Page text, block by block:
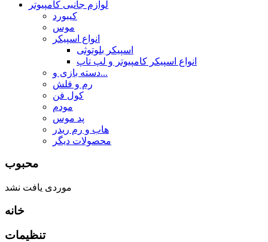
لوازم جانبی کامپیوتر
کیبورد
موس
انواع اسپیکر
اسپیکر بلوتوثی
انواع اسپیکر کامپیوتر و لپ تاپ
دسته بازی و...
رم و فلش
کول فن
مودم
پد موس
هاب و رم ریدر
محصولات دیگر
محبوب
موردی یافت نشد
خانه
تنظیمات